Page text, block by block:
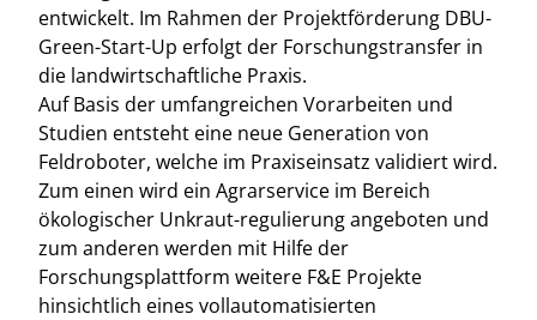
entwickelt. Im Rahmen der Projektförderung DBU-
Green-Start-Up erfolgt der Forschungstransfer in
die landwirtschaftliche Praxis.
Auf Basis der umfangreichen Vorarbeiten und
Studien entsteht eine neue Generation von
Feldroboter, welche im Praxiseinsatz validiert wird.
Zum einen wird ein Agrarservice im Bereich
ökologischer Unkraut-regulierung angeboten und
zum anderen werden mit Hilfe der
Forschungsplattform weitere F&E Projekte
hinsichtlich eines vollautomatisierten